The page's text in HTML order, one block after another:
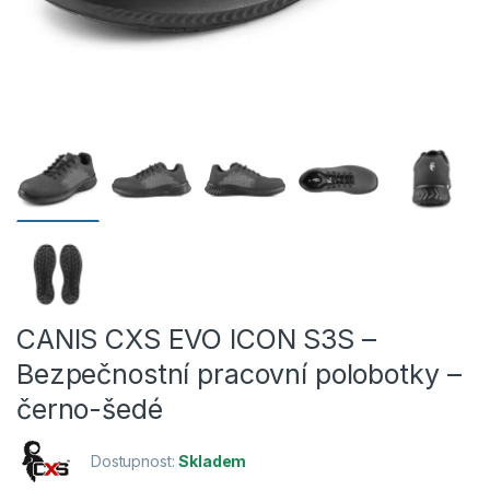
CANIS CXS EVO ICON S3S –
Bezpečnostní pracovní polobotky –
černo-šedé
Dostupnost:Skladem